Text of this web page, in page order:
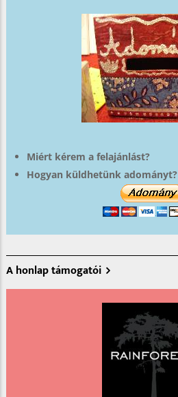
Miért kérem a felajánlást?
Hogyan küldhetünk adományt?
A honlap támogatói